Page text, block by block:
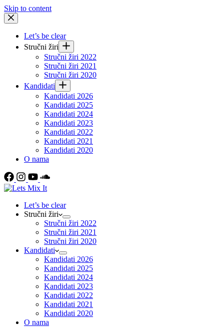
Skip to content
Let’s be clear
Stručni žiri
Stručni žiri 2022
Stručni žiri 2021
Stručni žiri 2020
Kandidati
Kandidati 2026
Kandidati 2025
Kandidati 2024
Kandidati 2023
Kandidati 2022
Kandidati 2021
Kandidati 2020
O nama
Let’s be clear
Stručni žiri
Stručni žiri 2022
Stručni žiri 2021
Stručni žiri 2020
Kandidati
Kandidati 2026
Kandidati 2025
Kandidati 2024
Kandidati 2023
Kandidati 2022
Kandidati 2021
Kandidati 2020
O nama